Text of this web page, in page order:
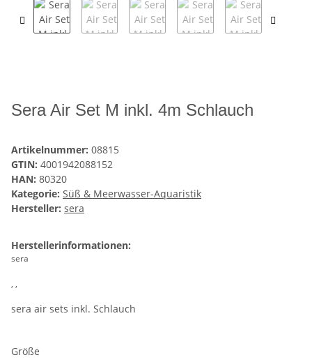
Sera Air Set M inkl. 4m Schlauch
Artikelnummer: 08815
GTIN: 4001942088152
HAN: 80320
Kategorie: Süß & Meerwasser-Aquaristik
Hersteller: sera
Herstellerinformationen:
sera
, ,
sera air sets inkl. Schlauch
Größe